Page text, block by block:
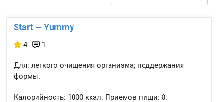
Start — Yummy
4 1
Для: легкого очищения организма; поддержания
формы.
Калорийность: 1000 ккал. Приемов пищи: 8.